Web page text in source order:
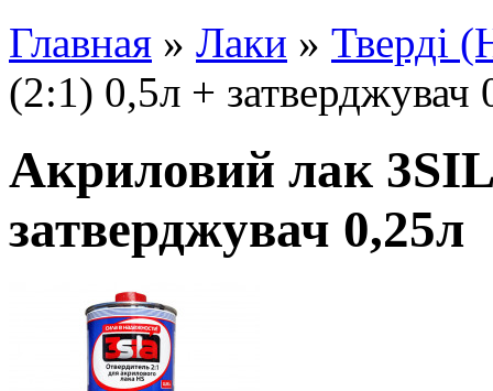
Главная » Лаки » Тверді
(2:1) 0,5л + затверджувач
Акриловий лак
затверджувач 0,25л